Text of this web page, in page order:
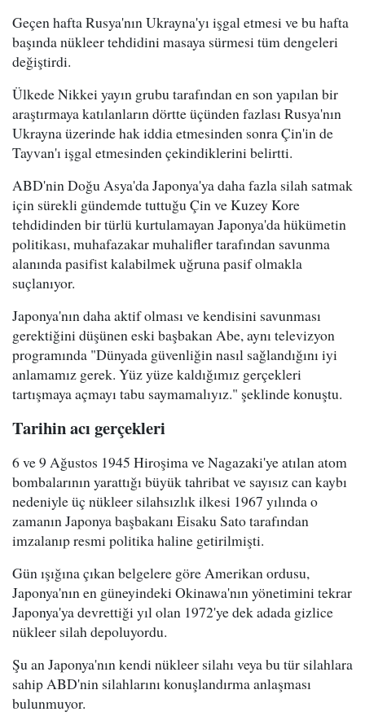
Geçen hafta Rusya'nın Ukrayna'yı işgal etmesi ve bu hafta
başında nükleer tehdidini masaya sürmesi tüm dengeleri
değiştirdi.
Ülkede Nikkei yayın grubu tarafından en son yapılan bir
araştırmaya katılanların dörtte üçünden fazlası Rusya'nın
Ukrayna üzerinde hak iddia etmesinden sonra Çin'in de
Tayvan'ı işgal etmesinden çekindiklerini belirtti.
ABD'nin Doğu Asya'da Japonya'ya daha fazla silah satmak
için sürekli gündemde tuttuğu Çin ve Kuzey Kore
tehdidinden bir türlü kurtulamayan Japonya'da hükümetin
politikası, muhafazakar muhalifler tarafından savunma
alanında pasifist kalabilmek uğruna pasif olmakla
suçlanıyor.
Japonya'nın daha aktif olması ve kendisini savunması
gerektiğini düşünen eski başbakan Abe, aynı televizyon
programında "Dünyada güvenliğin nasıl sağlandığını iyi
anlamamız gerek. Yüz yüze kaldığımız gerçekleri
tartışmaya açmayı tabu saymamalıyız." şeklinde konuştu.
Tarihin acı gerçekleri
6 ve 9 Ağustos 1945 Hiroşima ve Nagazaki'ye atılan atom
bombalarının yarattığı büyük tahribat ve sayısız can kaybı
nedeniyle üç nükleer silahsızlık ilkesi 1967 yılında o
zamanın Japonya başbakanı Eisaku Sato tarafından
imzalanıp resmi politika haline getirilmişti.
Gün ışığına çıkan belgelere göre Amerikan ordusu,
Japonya'nın en güneyindeki Okinawa'nın yönetimini tekrar
Japonya'ya devrettiği yıl olan 1972'ye dek adada gizlice
nükleer silah depoluyordu.
Şu an Japonya'nın kendi nükleer silahı veya bu tür silahlara
sahip ABD'nin silahlarını konuşlandırma anlaşması
bulunmuyor.